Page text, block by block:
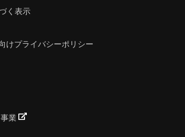
く表示
けプライバシーポリシー
業